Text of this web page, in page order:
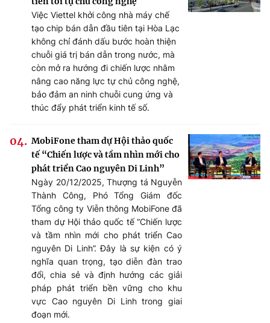
Việc Viettel khởi công nhà máy chế
tạo chip bán dẫn đầu tiên tại Hòa Lạc
không chỉ đánh dấu bước hoàn thiện
chuỗi giá trị bán dẫn trong nước, mà
còn mở ra hướng đi chiến lược nhằm
nâng cao năng lực tự chủ công nghệ,
bảo đảm an ninh chuỗi cung ứng và
thúc đẩy phát triển kinh tế số.
MobiFone tham dự Hội thảo quốc
tế “Chiến lược và tầm nhìn mới cho
phát triển Cao nguyên Di Linh”
Ngày 20/12/2025, Thượng tá Nguyễn
Thành Công, Phó Tổng Giám đốc
Tổng công ty Viễn thông MobiFone đã
tham dự Hội thảo quốc tế “Chiến lược
và tầm nhìn mới cho phát triển Cao
nguyên Di Linh”. Đây là sự kiện có ý
nghĩa quan trọng, tạo diễn đàn trao
đổi, chia sẻ và định hướng các giải
pháp phát triển bền vững cho khu
vực Cao nguyên Di Linh trong giai
đoạn mới.